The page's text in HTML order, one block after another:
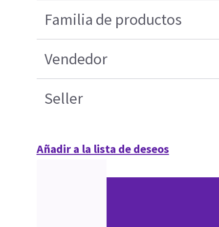
Familia de productos
Vendedor
Seller
Añadir a la lista de deseos